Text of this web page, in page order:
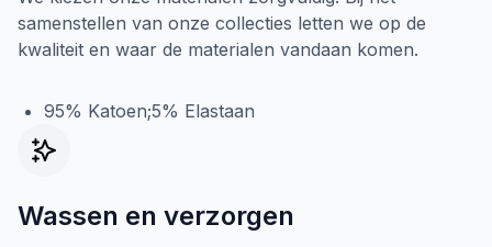
samenstellen van onze collecties letten we op de
kwaliteit en waar de materialen vandaan komen.
95% Katoen;5% Elastaan
Wassen en verzorgen